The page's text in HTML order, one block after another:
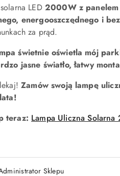
LED 2000W z panelem
energooszczędnego i
za prąd.
świetnie oświetla mój
jasne światło, łatwy
Zamów swoją lampę
teraz: Lampa Uliczna
Sklepu